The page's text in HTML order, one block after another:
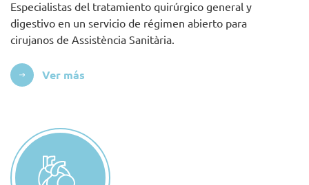
Especialistas del tratamiento quirúrgico general y
digestivo en un servicio de régimen abierto para
cirujanos de Assistència Sanitària.
Ver más